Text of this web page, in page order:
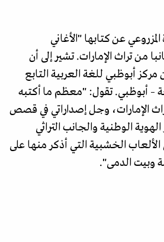
عن كتابها "الأغاني
من تراث الإمارات. تشير إلى أن
أبوظبي للغة العربية التابع
– أبوظبي. تقول: "معظم ما أكتبه
الإمارات، وجل إصداراتي في قصص
الوطنية والجانب التراثي
الخشبية التي أذكر منها على
وبيت الدمى".